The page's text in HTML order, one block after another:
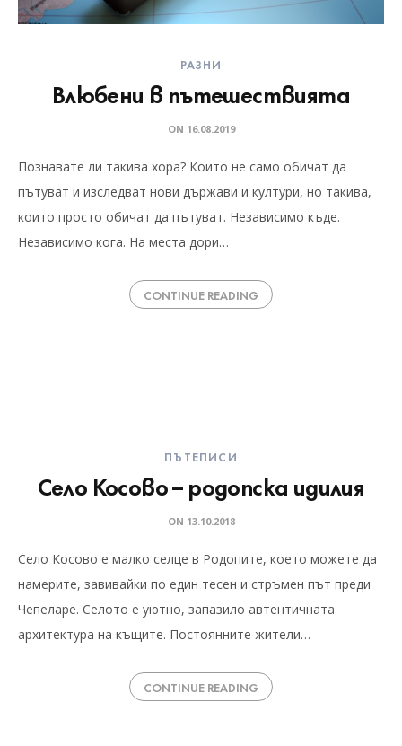
РАЗНИ
Влюбени в пътешествията
ON 16.08.2019
Познавате ли такива хора? Които не само обичат да
пътуват и изследват нови държави и култури, но такива,
които просто обичат да пътуват. Независимо къде.
Независимо кога. На места дори…
CONTINUE READING
ПЪТЕПИСИ
Село Косово – родопска идилия
ON 13.10.2018
Село Косово е малко селце в Родопите, което можете да
намерите, завивайки по един тесен и стръмен път преди
Чепеларе. Селото е уютно, запазило автентичната
архитектура на къщите. Постоянните жители…
CONTINUE READING